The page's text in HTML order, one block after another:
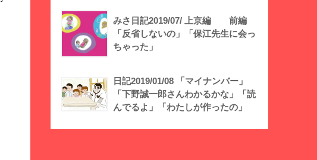
みさ日記2019/07/ 上京編 前編
「反省しないの」「保江先生に会っ
ちゃった」
日記2019/01/08 「マイナンバー」
「下野誠一郎さんわかるかな」「読
んでるよ」「わたしが作ったの」